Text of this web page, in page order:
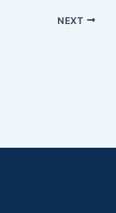
NEXT